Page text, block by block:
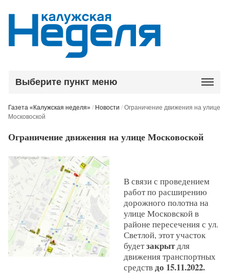
Выберите пункт меню
Газета «Калужская неделя» / Новости /Ограничение движения на улице
Московоской
Ограничение движения на улице Московоской
В связи с проведением
работ по расширению
дорожного полотна на
улице Московской в
районе пересечения с ул.
Светлой, этот участок
будетзакрытдля
движения транспортных
средствдо 15.11.2022.